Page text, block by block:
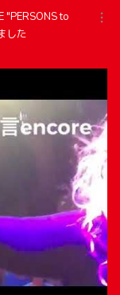
"PERSONS to
した